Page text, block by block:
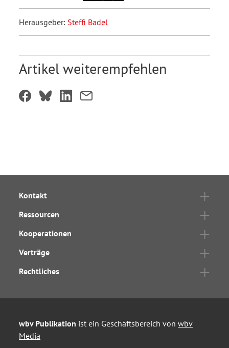
Herausgeber: Steffi Badel
Artikel weiterempfehlen
Kontakt
Ressourcen
Kooperationen
Verträge
Rechtliches
wbv Publikation ist ein Geschäftsbereich von wbv
Media